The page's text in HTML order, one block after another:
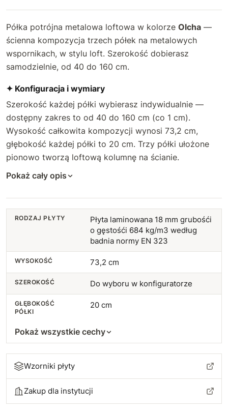
45 cm +22 zł
46 cm
47 cm +33 zł
49 cm +44 zł
50 cm +49 zł
51 cm
52 cm
+70 zł
55 cm +76 zł
56 cm
57 cm
58 cm
Półka potrójna metalowa loftowa w kolorze Olcha —
ścienna kompozycja trzech półek na metalowych
wspornikach, w stylu loft. Szerokość dobierasz
samodzielnie, od 40 do 160 cm.
✦ Konfiguracja i wymiary
Szerokość każdej półki wybierasz indywidualnie —
dostępny zakres to od 40 do 160 cm (co 1 cm).
Wysokość całkowita kompozycji wynosi 73,2 cm,
głębokość każdej półki to 20 cm. Trzy półki ułożone
pionowo tworzą loftową kolumnę na ścianie.
Pokaż cały opis
RODZAJ PŁYTY
Płyta laminowana 18 mm grubośći
o gęstośći 684 kg/m3 według
badnia normy EN 323
WYSOKOŚĆ 73,2 cm
SZEROKOŚĆ Do wyboru w konfiguratorze
GŁĘBOKOŚĆ
PÓŁKI
20 cm
Pokaż wszystkie cechy
Wzorniki płyty
Zakup dla instytucji